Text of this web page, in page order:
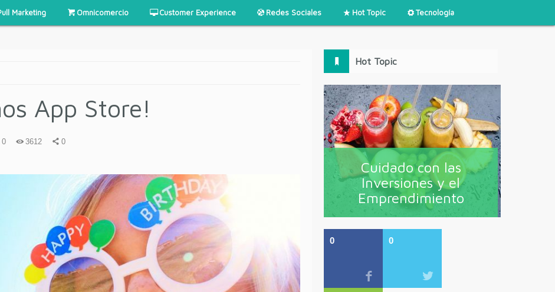
Marketing Omnicomercio Customer Experience Redes Sociales Hot Topic Tecnología
App Store!
0 3612 0
Hot Topic
Cuidado con las
Inversiones y el
Emprendimiento
0 0